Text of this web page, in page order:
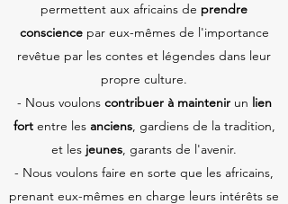
permettent aux africains de prendre
consciencepar eux-mêmes de l'importance
revêtue par les contes et légendes dans leur
propre culture.
- Nous voulons contribuer à maintenirun lien
fort entre les anciens, gardiens de la tradition,
et les jeunes, garants de l'avenir.
- Nous voulons faire en sorte que les africains,
prenant eux-mêmes en charge leurs intérêts se